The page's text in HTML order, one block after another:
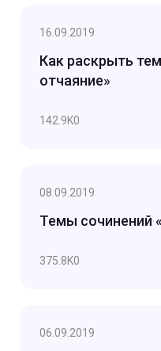
16.09.2019
Как раскрыть
отчаяние»
142.9K0
08.09.2019
Темы сочинений
375.8K0
06.09.2019